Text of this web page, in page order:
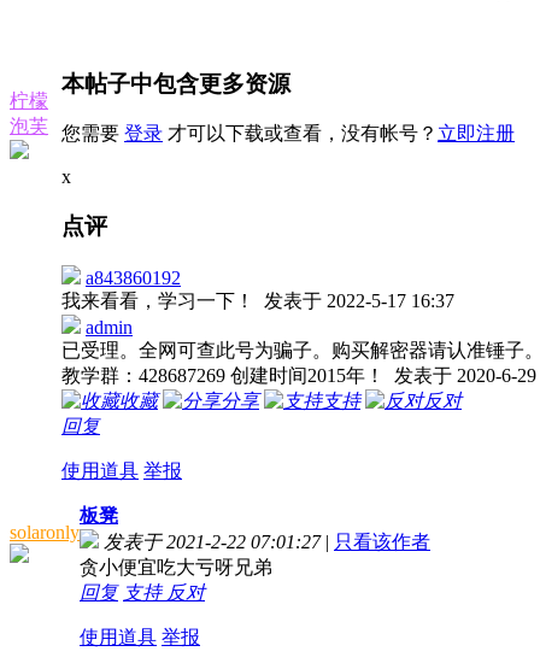
柠檬
泡芙
本帖子中包含更多资源
您需要 登录 才可以下载或查看，没有帐号？ 立即注册
x
点评
a843860192
我来看看，学习一下！ 发表于 2022-5-17 16:37
admin
已受理。全网可查此号为骗子。购买解密器请认准锤子
教学群：428687269 创建时间2015年！ 发表于 2020-6-29
收藏
分享 支持
反对
回复
使用道具 举报
solaronly
板凳
发表于 2021-2-22 07:01:27 | 只看该作者
贪小便宜吃大亏呀兄弟
回复 支持 反对
使用道具 举报